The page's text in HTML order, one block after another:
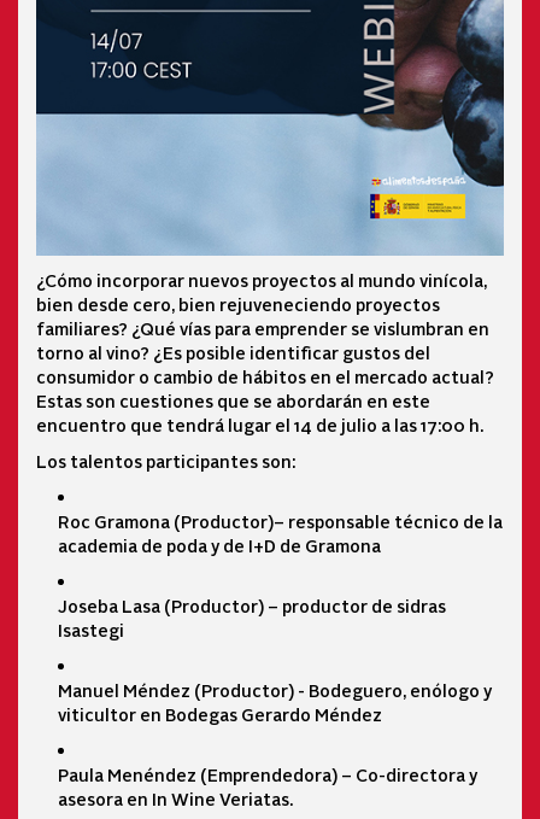
¿Cómo incorporar nuevos proyectos al mundo vinícola,
bien desde cero, bien rejuveneciendo proyectos
familiares? ¿Qué vías para emprender se vislumbran en
torno al vino? ¿Es posible identificar gustos del
consumidor o cambio de hábitos en el mercado actual?
Estas son cuestiones que se abordarán en este
encuentro que tendrá lugar el 14 de julio a las 17:00 h.
Los talentos participantes son:
Roc Gramona (Productor)– responsable técnico de la
academia de poda y de I+D de Gramona
Joseba Lasa (Productor) – productor de sidras
Isastegi
Manuel Méndez (Productor) - Bodeguero, enólogo y
viticultor en Bodegas Gerardo Méndez
Paula Menéndez (Emprendedora) – Co-directora y
asesora en In Wine Veriatas.